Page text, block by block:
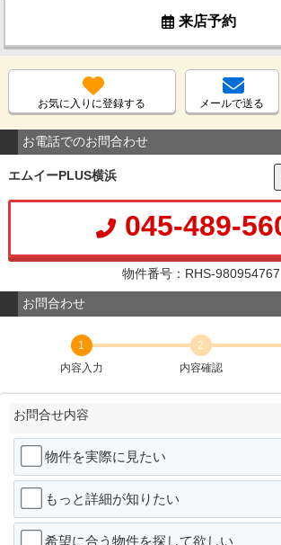
来店予約
お気に入りに登録する メールで送る
お電話でのお問合わせ
エムイーPLUS横浜
045-489-
物件番号：RHS-980954767
お問合わせ
1
内容入力
2
内容確認
お問合せ内容
物件を実際に見たい
もっと詳細が知りたい
希望に合う物件を探して欲しい